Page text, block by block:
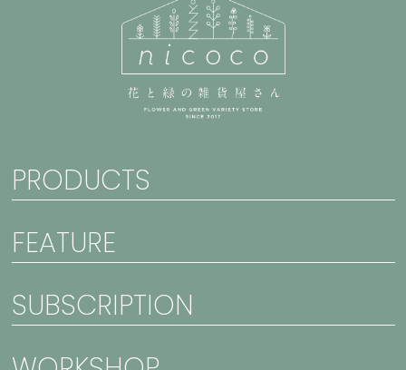
PRODUCTS
FEATURE
SUBSCRIPTION